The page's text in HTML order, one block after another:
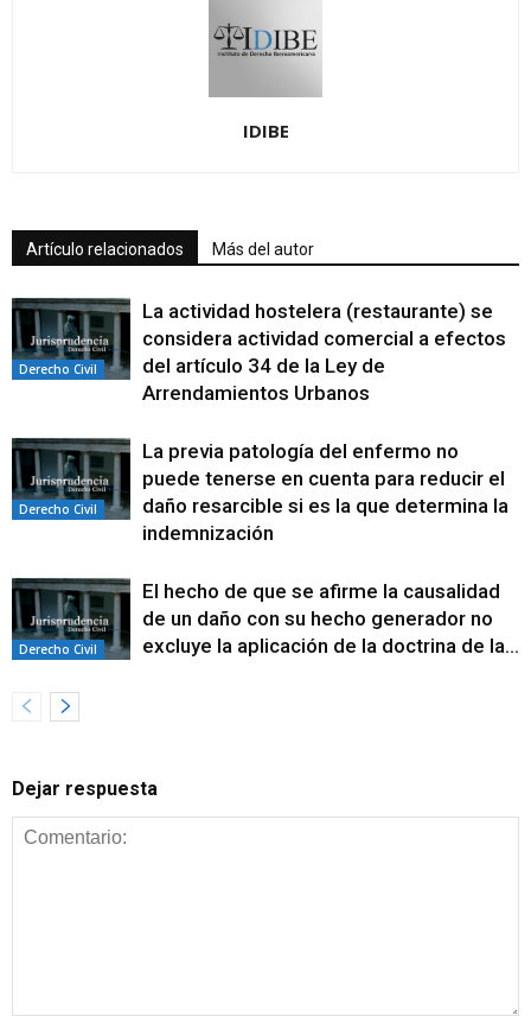
IDIBE
Artículo relacionados Más del autor
Derecho Civil
La actividad hostelera (restaurante) se
considera actividad comercial a efectos
del artículo 34 de la Ley de
Arrendamientos Urbanos
Derecho Civil
La previa patología del enfermo no
puede tenerse en cuenta para reducir el
daño resarcible si es la que determina la
indemnización
Derecho Civil
El hecho de que se afirme la causalidad
de un daño con su hecho generador no
excluye la aplicación de la doctrina de la...
Dejar respuesta